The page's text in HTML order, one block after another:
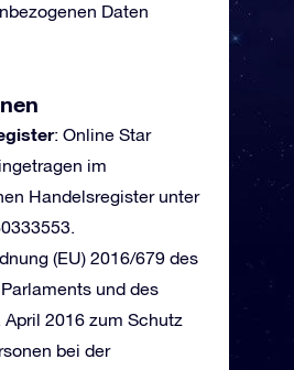
Daten
: Online Star
im
Handelsregister unter
(EU) 2016/679 des
und des
April 2016 zum Schutz
bei der